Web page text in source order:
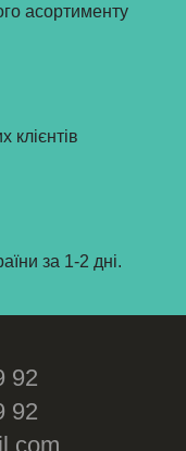
асортименту
клієнтів
за 1-2 дні.
92
92